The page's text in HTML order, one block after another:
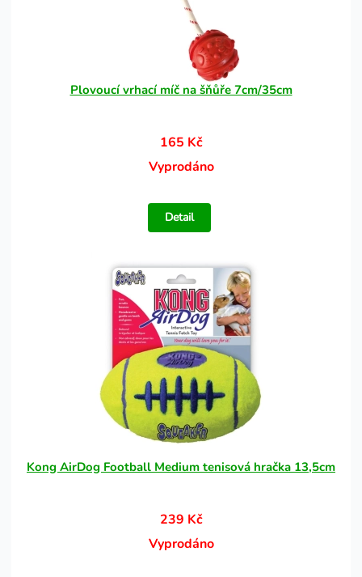
Plovoucí vrhací míč na šňůře 7cm/35cm
165 Kč
Vyprodáno
Detail
Kong AirDog Football Medium tenisová hračka 13,5cm
239 Kč
Vyprodáno